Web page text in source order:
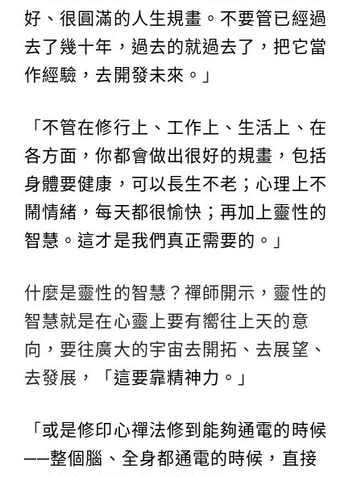
好、很圓滿的人生規畫。不要管已經過
去了幾十年，過去的就過去了，把它當
作經驗，去開發未來。 」
「 不管在修行上、工作上、生活上、在
各方面，你都會做出很好的規畫，包括
身體要健康，可以長生不老；心理上不
鬧情緒，每天都很愉快；再加上靈性的
智慧。這才是我們真正需要的。 」
什麼是靈性的智慧？禪師開示，靈性的
智慧就是在心靈上要有嚮往上天的意
向，要往廣大的宇宙去開拓、去展望、
去發展，「 這要靠精神力。 」
「 或是修印心禪法修到能夠通電的時候
──整個腦、全身都通電的時候，直接